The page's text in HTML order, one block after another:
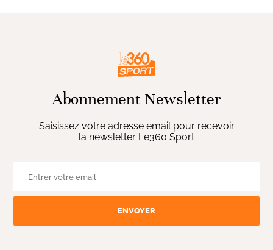
Abonnement Newsletter
Saisissez votre adresse email pour recevoir
la newsletter Le360 Sport
ENVOYER